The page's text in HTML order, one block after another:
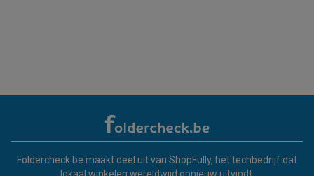
Foldercheck.be maakt deel uit van ShopFully, het techbedrijf dat